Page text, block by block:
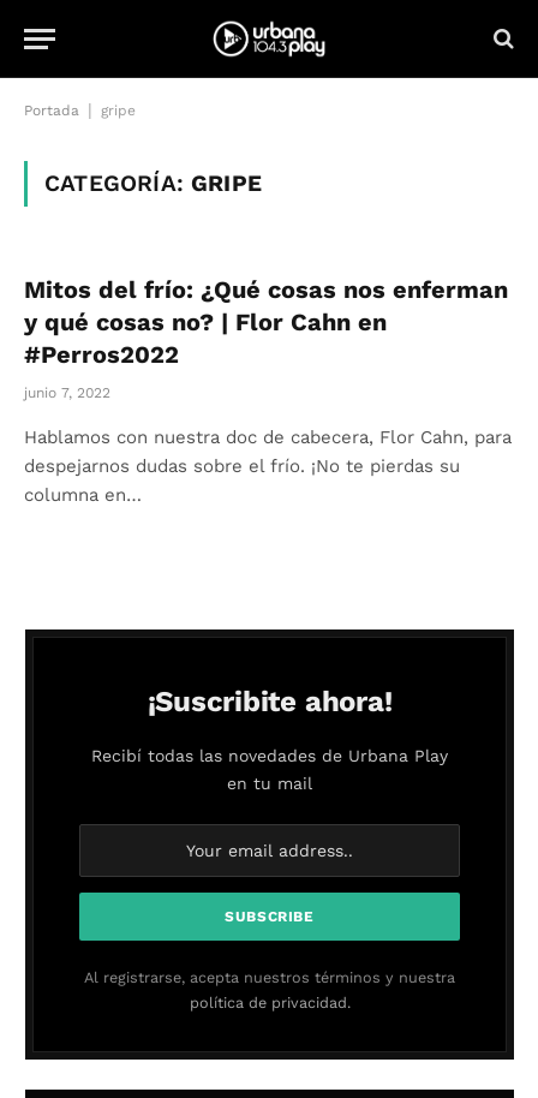
Portada gripe
CATEGORÍA:GRIPE
Mitos del frío: ¿Qué cosas nos enferman
y qué cosas no? | Flor Cahn en
#Perros2022
junio 7, 2022
Hablamos con nuestra doc de cabecera, Flor Cahn, para
despejarnos dudas sobre el frío. ¡No te pierdas su
columna en…
¡Suscribite ahora!
Recibí todas las novedades de Urbana Play
en tu mail
Al registrarse, acepta nuestros términos y nuestra
política de privacidad.